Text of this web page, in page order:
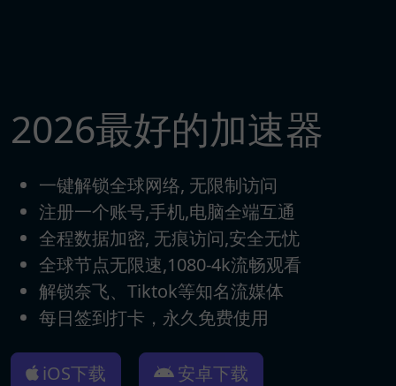
2026最好的加速器
一键解锁全球网络, 无限制访问
注册一个账号,手机,电脑全端互通
全程数据加密, 无痕访问,安全无忧
全球节点无限速,1080-4k流畅观看
解锁奈飞、Tiktok等知名流媒体
每日签到打卡，永久免费使用
iOS下载 安卓下载